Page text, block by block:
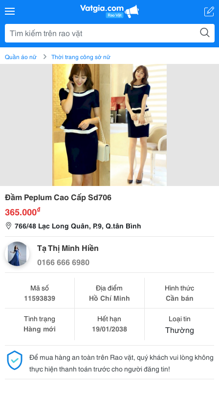
Quần áo nữ Thời trang công sở nữ
Đầm Peplum Cao Cấp Sd706
365.000₫
766/48 Lạc Long Quân, P.9, Q.tân Bình
Tạ Thị Minh Hiền
0166 666 6980
Mã số
11593839
Địa điểm
Hồ Chí Minh
Hình thức
Cần bán
Tình trạng
Hàng mới
Hết hạn
19/01/2038
Loại tin
Thường
Để mua hàng an toàn trên Rao vặt, quý khách vui lòng không
thực hiện thanh toán trước cho người đăng tin!